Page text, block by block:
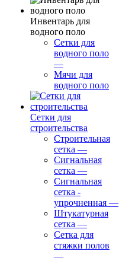
Инвентарь для
водного поло
Сетки для
водного поло
—
Мячи для
водного поло
Сетки для
строительства
Строительная
сетка —
Сигнальная
сетка —
Сигнальная
сетка -
упрочненная —
Штукатурная
сетка —
Сетка для
стяжки полов
—